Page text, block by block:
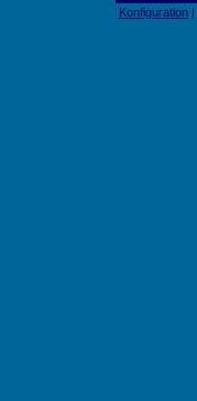
Konfiguration|